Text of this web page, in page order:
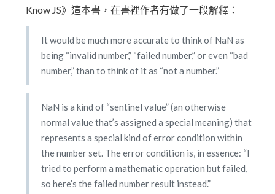
Know JS》這本書，在書裡作者有做了一段解釋：
It would be much more accurate to think of NaN as
being “invalid number,” “failed number,” or even “bad
number,” than to think of it as “not a number.”
NaN is a kind of “sentinel value” (an otherwise
normal value that’s assigned a special meaning) that
represents a special kind of error condition within
the number set. The error condition is, in essence: “I
tried to perform a mathematic operation but failed,
so here’s the failed number result instead.”